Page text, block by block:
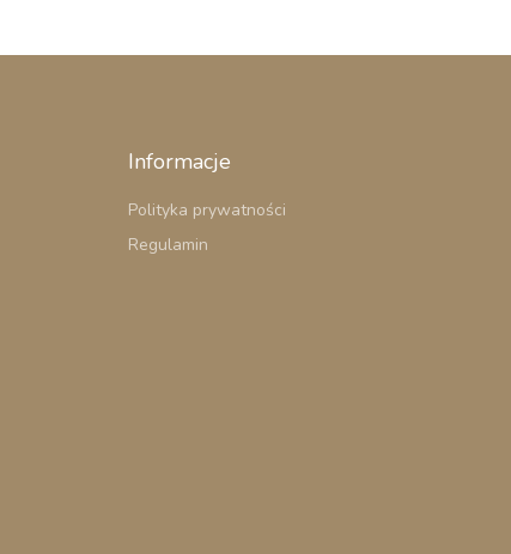
Informacje
Polityka prywatności
Regulamin